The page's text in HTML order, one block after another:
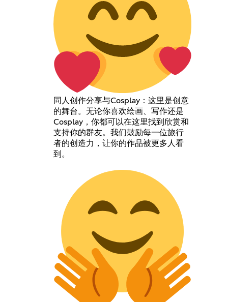
同人创作分享与Cosplay：这里是创意
的舞台。无论你喜欢绘画、写作还是
Cosplay，你都可以在这里找到欣赏和
支持你的群友。我们鼓励每一位旅行
者的创造力，让你的作品被更多人看
到。